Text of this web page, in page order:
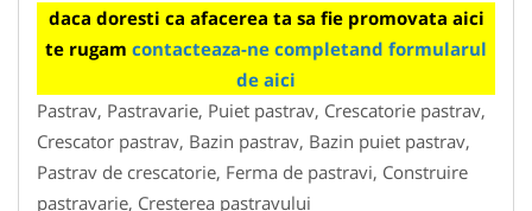
daca doresti ca afacerea ta sa fie promovata aici
te rugam contacteaza-ne completand formularul
de aici
Pastrav, Pastravarie, Puiet pastrav, Crescatorie pastrav,
Crescator pastrav, Bazin pastrav, Bazin puiet pastrav,
Pastrav de crescatorie, Ferma de pastravi, Construire
pastravarie, Cresterea pastravului